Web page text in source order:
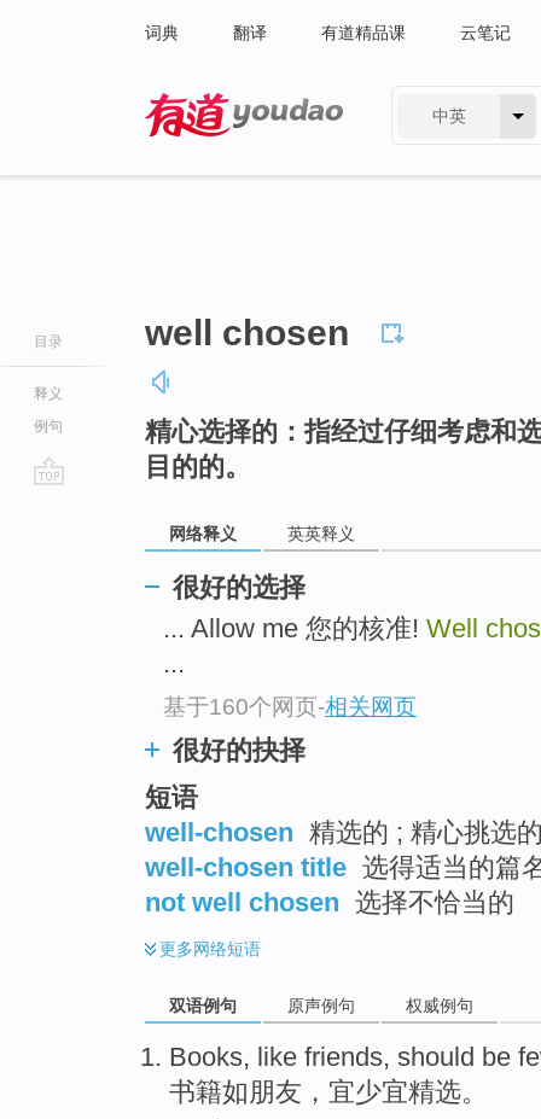
词典 翻译 有道精品课 云笔记
中英
目录
释义
例句
well chosen
精心选择的：指经过仔细考虑和
目的的。
网络释义 英英释义
很好的选择
... Allow me 您的核准! Well
...
基于160个网页-相关网页
很好的抉择
短语
well-chosen 精选的 ; 精心挑选
well-chosen title 选得适当的篇
not well chosen 选择不恰当的
更多网络短语
双语例句 原声例句 权威例句
Books, like friends, should be
书籍如 朋友 ， 宜少宜精选。